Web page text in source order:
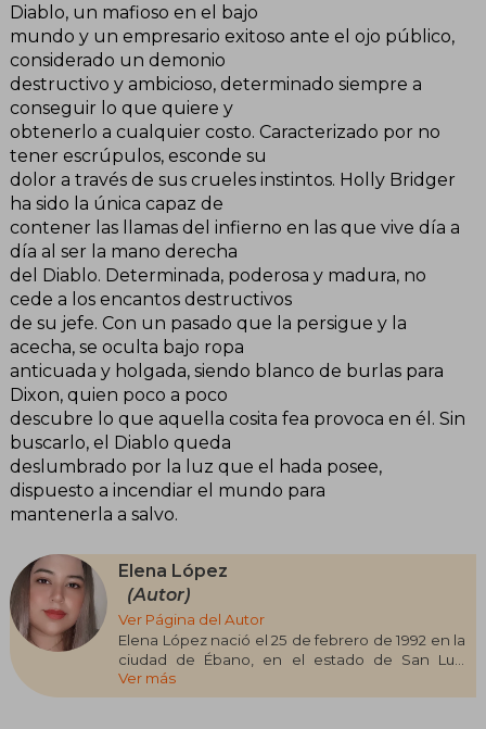
Diablo, un mafioso en el bajo
mundo y un empresario exitoso ante el ojo público,
considerado un demonio
destructivo y ambicioso, determinado siempre a
conseguir lo que quiere y
obtenerlo a cualquier costo. Caracterizado por no
tener escrúpulos, esconde su
dolor a través de sus crueles instintos. Holly Bridger
ha sido la única capaz de
contener las llamas del infierno en las que vive día a
día al ser la mano derecha
del Diablo. Determinada, poderosa y madura, no
cede a los encantos destructivos
de su jefe. Con un pasado que la persigue y la
acecha, se oculta bajo ropa
anticuada y holgada, siendo blanco de burlas para
Dixon, quien poco a poco
descubre lo que aquella cosita fea provoca en él. Sin
buscarlo, el Diablo queda
deslumbrado por la luz que el hada posee,
dispuesto a incendiar el mundo para
mantenerla a salvo.
Elena López
(Autor)
Ver Página del Autor
Elena López nació el 25 de febrero de 1992 en la
ciudad de Ébano, en el estado de San Luis
Potosí. Es una escritora mexicana a tiempo
parcial, una madre a tiempo completo, una
Ver más